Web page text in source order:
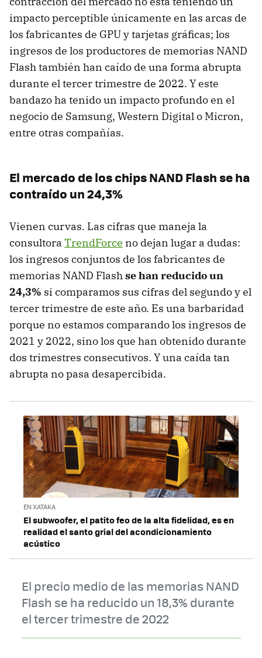
impacto perceptible únicamente en las arcas de
los fabricantes de GPU y tarjetas gráficas; los
ingresos de los productores de memorias NAND
Flash también han caído de una forma abrupta
durante el tercer trimestre de 2022. Y este
bandazo ha tenido un impacto profundo en el
negocio de Samsung, Western Digital o Micron,
entre otras compañías.
El mercado de los chips NAND Flash se ha
contraído un 24,3%
Vienen curvas. Las cifras que maneja la
consultora TrendForce no dejan lugar a dudas:
los ingresos conjuntos de los fabricantes de
memorias NAND Flashse han reducido un
24,3% si comparamos sus cifras del segundo y el
tercer trimestre de este año. Es una barbaridad
porque no estamos comparando los ingresos de
2021 y 2022, sino los que han obtenido durante
dos trimestres consecutivos. Y una caída tan
abrupta no pasa desapercibida.
EN XATAKA
El subwoofer, el patito feo de la alta fidelidad, es en
realidad el santo grial del acondicionamiento
acústico
El precio medio de las memorias NAND
Flash se ha reducido un 18,3% durante
el tercer trimestre de 2022